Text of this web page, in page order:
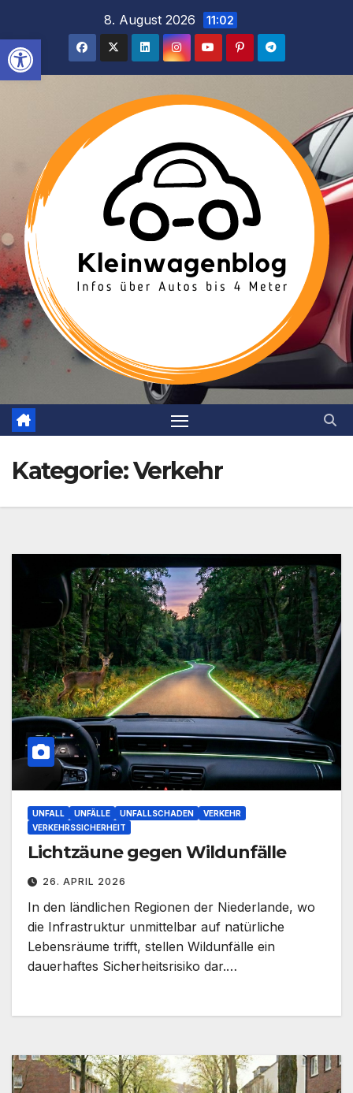
Werkzeugleiste öffnen
springen
8. August 2026 11:02
Kategorie:Verkehr
UNFALL UNFÄLLE UNFALLSCHADEN
VERKEHR
VERKEHRSSICHERHEIT
Lichtzäune gegen Wildunfälle
26. APRIL 2026
In den ländlichen Regionen der Niederlande, wo
die Infrastruktur unmittelbar auf natürliche
Lebensräume trifft, stellen Wildunfälle ein
dauerhaftes Sicherheitsrisiko dar.…